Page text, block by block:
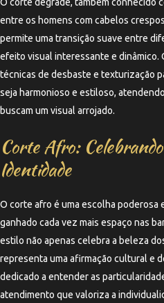
O corte degradê, também conhecido
entre os homens com cabelos
permite uma transição suave entre
efeito visual interessante e
técnicas de desbaste e texturização
seja harmonioso e estiloso,
buscam um visual arrojado.
Corte Afro:
Identidade
O corte afro é uma escolha poderosa
ganhado cada vez mais espaço nas
estilo não apenas celebra a beleza
representa uma afirmação cultural e
dedicado a entender as
atendimento que valoriza a